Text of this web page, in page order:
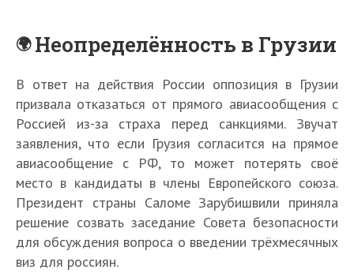
Неопределённость в Грузии
В ответ на действия России оппозиция в Грузии
призвала отказаться от прямого авиасообщения с
Россией из-за страха перед санкциями. Звучат
заявления, что если Грузия согласится на прямое
авиасообщение с РФ, то может потерять своё
место в кандидаты в члены Европейского союза.
Президент страны Саломе Зарубишвили приняла
решение созвать заседание Совета безопасности
для обсуждения вопроса о введении трёхмесячных
виз для россиян.